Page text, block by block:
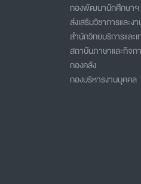
กองพัฒนานักศึกษาฯ
ส่งเสริมวิชาการและ
สำนักวิทยบริการและเ
สถาบันภาษาและกิจก
กองคลัง
กองบริหารงานบุคคล